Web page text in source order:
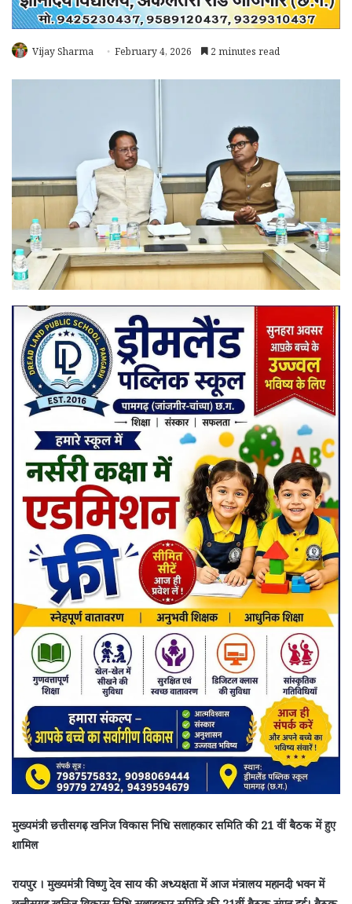
Vijay Sharma February 4, 2026 2 minutes read
मुख्यमंत्री छत्तीसगढ़ खनिज विकास निधि सलाहकार समिति की 21 वीं बैठक में हुए
शामिल
रायपुर । मुख्यमंत्री विष्णु देव साय की अध्यक्षता में आज मंत्रालय महानदी भवन में